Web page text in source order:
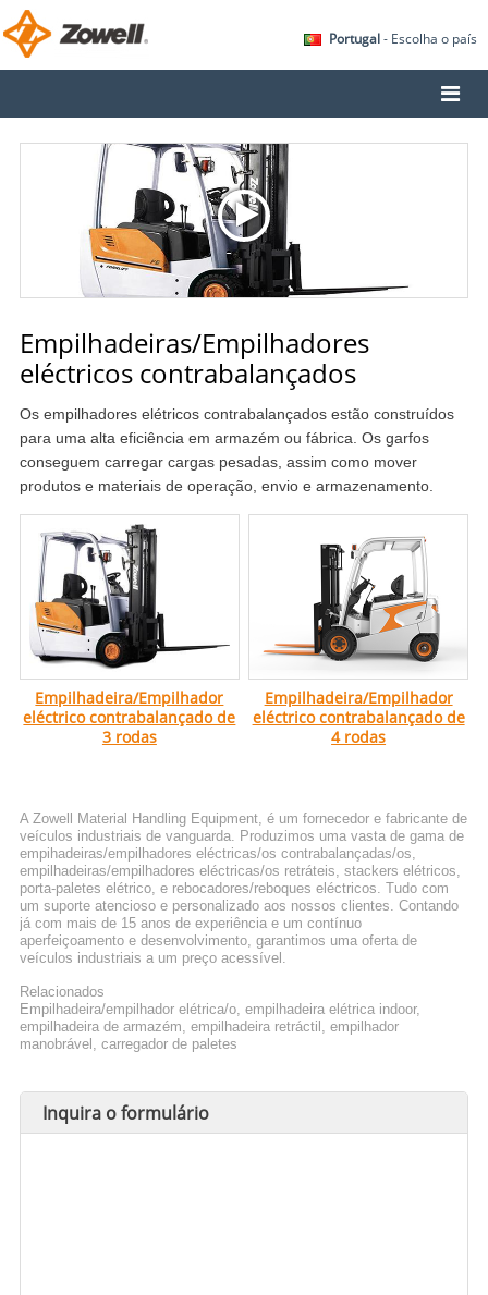
Portugal- Escolha o país
Empilhadeiras/Empilhadores
eléctricos contrabalançados
Os empilhadores elétricos contrabalançados estão construídos
para uma alta eficiência em armazém ou fábrica. Os garfos
conseguem carregar cargas pesadas, assim como mover
produtos e materiais de operação, envio e armazenamento.
Empilhadeira/Empilhador
eléctrico contrabalançado de
3 rodas
Empilhadeira/Empilhador
eléctrico contrabalançado de
4 rodas
A Zowell Material Handling Equipment, é um fornecedor e fabricante de
veículos industriais de vanguarda. Produzimos uma vasta de gama de
empihadeiras/empilhadores eléctricas/os contrabalançadas/os,
empilhadeiras/empilhadores eléctricas/os retráteis, stackers elétricos,
porta-paletes elétrico, e rebocadores/reboques eléctricos. Tudo com
um suporte atencioso e personalizado aos nossos clientes. Contando
já com mais de 15 anos de experiência e um contínuo
aperfeiçoamento e desenvolvimento, garantimos uma oferta de
veículos industriais a um preço acessível.
Relacionados
Empilhadeira/empilhador elétrica/o, empilhadeira elétrica indoor,
empilhadeira de armazém, empilhadeira retráctil, empilhador
manobrável, carregador de paletes
Inquira o formulário